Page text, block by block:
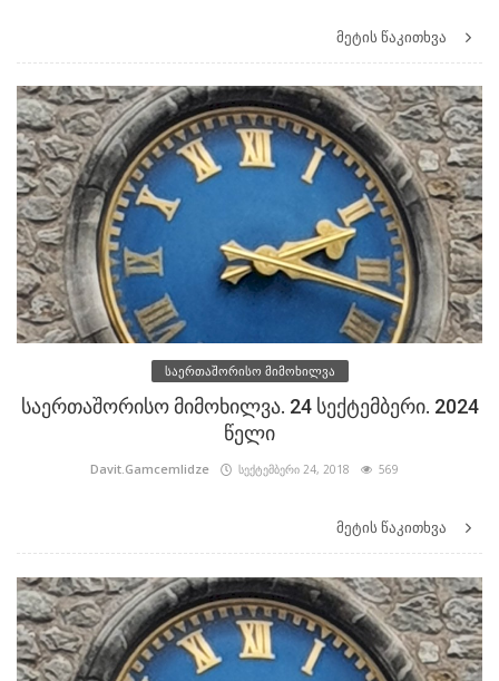
მეტის წაკითხვა
საერთაშორისო მიმოხილვა
საერთაშორისო მიმოხილვა. 24 სექტემბერი. 2024
წელი
Davit.Gamcemlidze სექტემბერი 24, 2018 569
მეტის წაკითხვა